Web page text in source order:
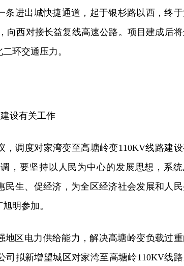
条进出城快捷通道，起于银杉路以西，终
向西对接长益复线高速公路。项目建成后
环交通压力。
设有关工作
，调度对家湾变至高塘岭变110KV线路建
，要坚持以人民为中心的发展思想，系统
民生、促经济，为全区经济社会发展和人
明参加。
地区电力供给能力，解决高塘岭变负载过
拟新增望城区对家湾至高塘岭110KV线路